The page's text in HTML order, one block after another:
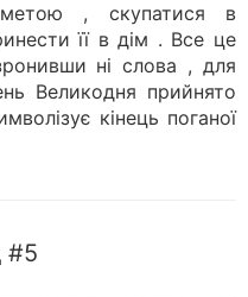
, скупатися в
її в дім . Все це
ні слова , для
Великодня прийнято
кінець поганої
#5